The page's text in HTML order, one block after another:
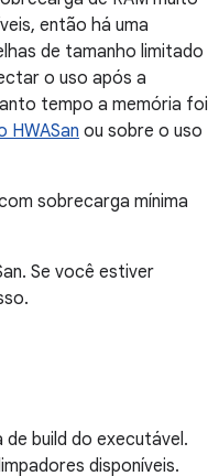
então há uma
de tamanho limitado
o uso após a
tempo a memória foi
HWASan ou sobre o uso
sobrecarga mínima
Se você estiver
de build do executável.
disponíveis.